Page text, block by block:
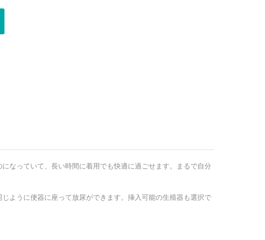
なっていて、長い時間に着用でも快適に過ごせます。まるで自分
ように便器に座って放尿ができます。挿入可能の生殖器も選択で